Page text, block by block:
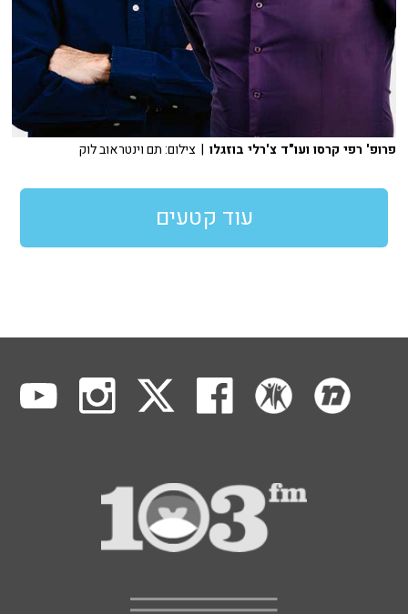
פרופ' רפי קרסו ועו"ד צ'רלי בוזגלו | צילום: תם וינטראוב לוק
עוד קטעים